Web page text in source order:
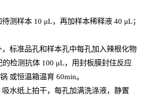
测样本 10 μL，再加样本稀释液 40 μL；
，标准品孔和样本孔中每孔加入辣根化物
的检测抗体 100 μL，用封板膜封住反应
或恒温箱温育60min。
水纸上拍干，每孔加满洗涤液，静置